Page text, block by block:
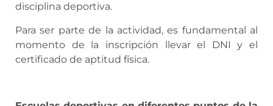
disciplina deportiva.
Para ser parte de la actividad, es fundamental al
momento de la inscripción llevar el DNI y el
certificado de aptitud física.